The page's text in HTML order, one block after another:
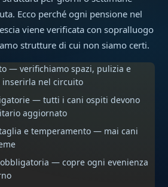
Ecco perché ogni pensione nel
viene verificata con sopralluogo
strutture di cui non siamo certi.
— verifichiamo spazi, pulizia e
nel circuito
— tutti i cani ospiti devono
aggiornato
e temperamento — mai cani
obbligatoria — copre ogni evenienza